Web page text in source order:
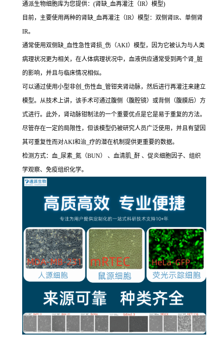
通派生物细胞库为您提供：(肾缺_血再灌注（IR）模型)
目前，主要使用两种的肾缺_血再灌注（IR）模型：双侧肾IR、单侧肾
IR。
通常使用双侧缺_血性急性肾损_伤（AKI）模型，因为它被认为与人类
病理状况更为相关，在人体病理状况中，血液供应通常受到两个肾_脏
的影响，并且与临床情况相似。
可以通过使用小型非创_伤性血_管钳夹肾动脉，然后进行再灌注来建立
模型。从技术上讲，该手术可通过腹侧（腹腔镜）或背侧（腹膜后）方
式进行。此外，肾动脉钳制法的一个重要优点是它是易于重复的方法。
尽管存在一定的局限性，但该模型仍被研究人员广泛使用，并且有望因
其可重复性而对AKI和治_疗的潜在机制提供更重要的数据。
检测方式：血_尿素_氮（BUN） 、血清肌_酐 、促炎细胞因子、组织
学观察、免疫组织化学。